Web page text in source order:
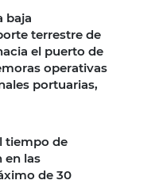
baja
terrestre de
el puerto de
operativas
portuarias,
tiempo de
en las
de 30